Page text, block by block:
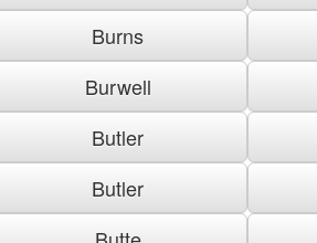
Burns
Burwell
Butler
Butler